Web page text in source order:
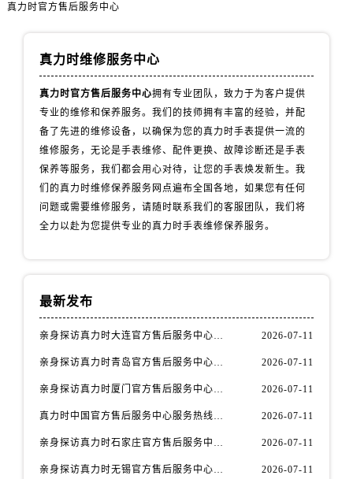
北京市东城区东长安街1号王府井东方广场W3座6层602室真力时售后服务中心（需提前预约）
真力时官方售后服务中心
真力时维修服务中心
真力时官方售后服务中心拥有专业团队，致力于为客户提供
专业的维修和保养服务。我们的技师拥有丰富的经验，并配
备了先进的维修设备，以确保为您的真力时手表提供一流的
维修服务，无论是手表维修、配件更换、故障诊断还是手表
保养等服务，我们都会用心对待，让您的手表焕发新生。我
们的真力时维修保养服务网点遍布全国各地，如果您有任何
问题或需要维修服务，请随时联系我们的客服团队，我们将
全力以赴为您提供专业的真力时手表维修保养服务。
最新发布
亲身探访真力时大连官方售后服务中心｜官方热线与门店地址（2026年7月最新） 2026-07-11
亲身探访真力时青岛官方售后服务中心｜热线与地址（2026年7月最新） 2026-07-11
亲身探访真力时厦门官方售后服务中心｜官方电话和维修地址（2026年7月最新） 2026-07-11
真力时中国官方售后服务中心服务热线及维修地址实地考察报告_多信源验证（2026年7月最新） 2026-07-11
亲身探访真力时石家庄官方售后服务中心｜全新维修门店地址及电话（2026年7月最新） 2026-07-11
亲身探访真力时无锡官方售后服务中心｜全新地址及服务热线（2026年7月最新） 2026-07-11